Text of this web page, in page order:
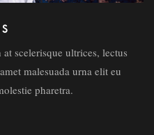
scelerisque ultrices, lectus
malesuada urna elit eu
pharetra.